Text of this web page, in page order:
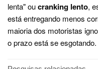
lenta" oucranking lento,
está entregando menos
maioria dos motoristas
o prazo está se esgotando.